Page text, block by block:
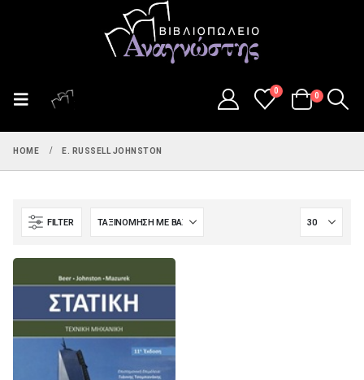
0
0
HOME E. RUSSELL JOHNSTON
FILTER